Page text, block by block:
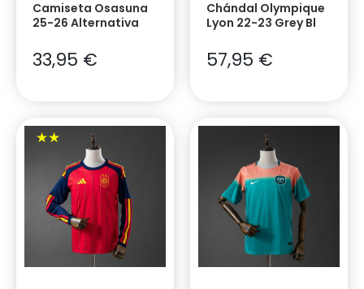
Camiseta Osasuna
25-26 Alternativa
33,95 €
Chándal Olympique
Lyon 22-23 Grey Bl
57,95 €